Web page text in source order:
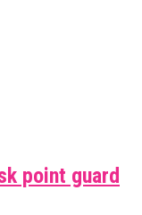
point guard